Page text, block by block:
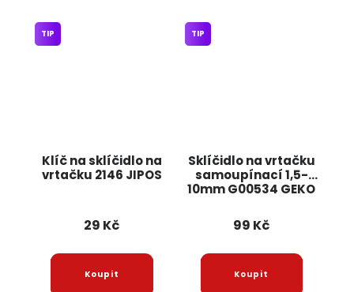
Klíč na sklíčidlo na
vrtačku 2146 JIPOS
TIP
29 Kč
Sklíčidlo na vrtačku
samoupínací 1,5-
10mm G00534 GEKO
TIP
99 Kč